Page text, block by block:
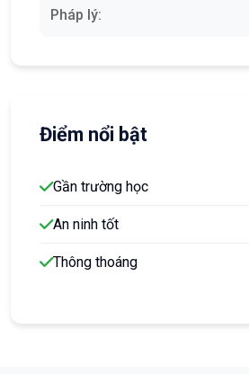
Pháp lý:
Điểm nổi bật
Gần trường học
An ninh tốt
Thông thoáng